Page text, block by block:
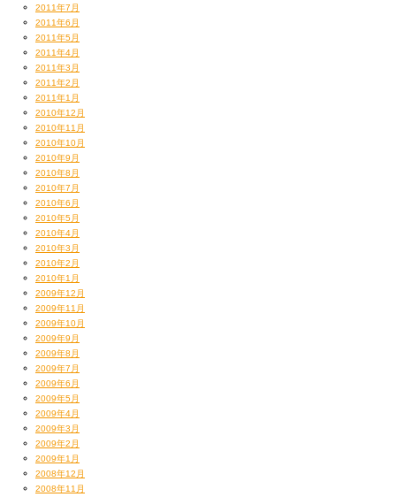
2011年7月
2011年6月
2011年5月
2011年4月
2011年3月
2011年2月
2011年1月
2010年12月
2010年11月
2010年10月
2010年9月
2010年8月
2010年7月
2010年6月
2010年5月
2010年4月
2010年3月
2010年2月
2010年1月
2009年12月
2009年11月
2009年10月
2009年9月
2009年8月
2009年7月
2009年6月
2009年5月
2009年4月
2009年3月
2009年2月
2009年1月
2008年12月
2008年11月